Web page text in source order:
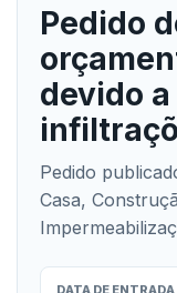
Pedido
devido
Pedido
Casa,
DATA DE ENTRADA